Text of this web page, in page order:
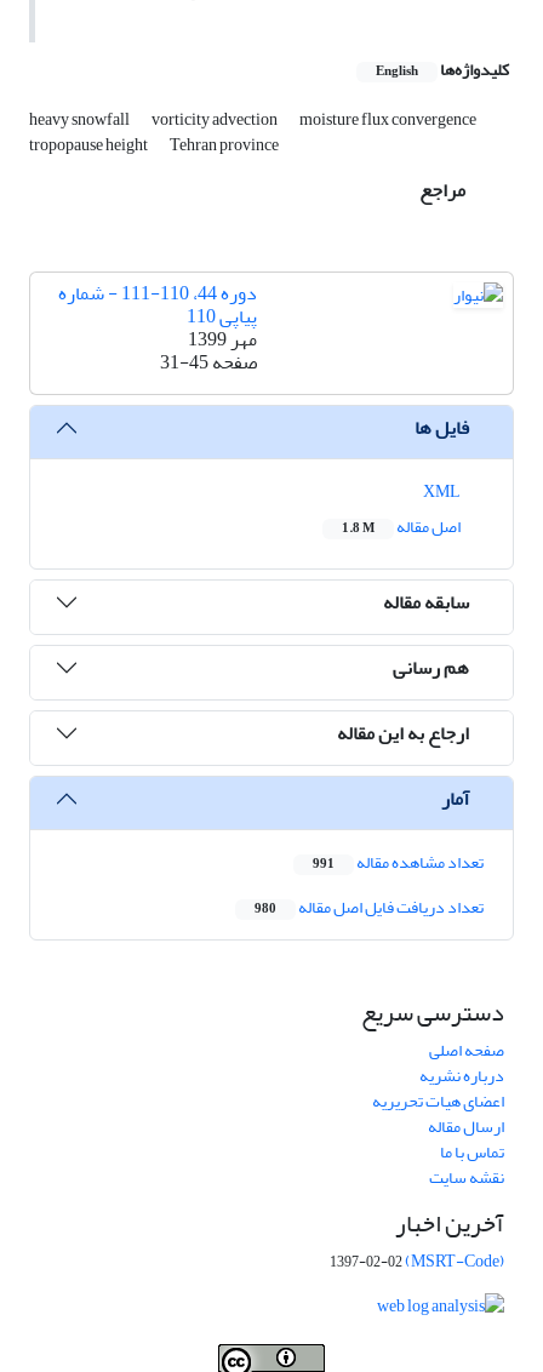
کلیدواژه‌ها English
heavy snowfall vorticity advection moisture flux convergence
tropopause height Tehran province
مراجع
دوره 44، 110-111 - شماره
پیاپی 110
مهر 1399
صفحه31-45
فایل ها
اصل مقاله
1.8 M
سابقه مقاله
هم رسانی
ارجاع به این مقاله
آمار
تعداد مشاهده مقاله 991
تعداد دریافت فایل اصل مقاله 980
دسترسی سریع
صفحه اصلی
درباره نشریه
اعضای هیات تحریریه
ارسال مقاله
تماس با ما
نقشه سایت
آخرین اخبار
(MSRT-Code)
1397-02-02